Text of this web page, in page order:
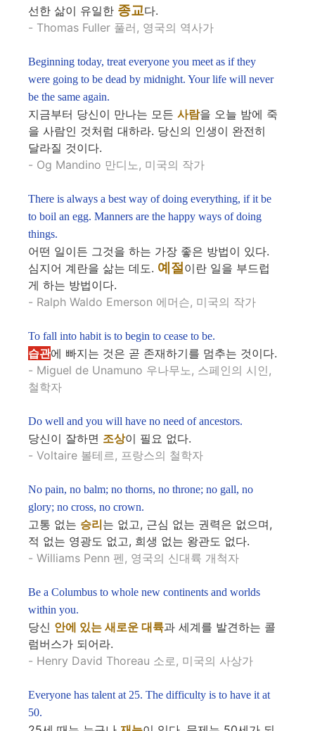
선한 삶이 유일한 종교다.
- Thomas Fuller 풀러, 영국의 역사가
Beginning today, treat everyone you meet as if they
were going to be dead by midnight. Your life will never
be the same again.
지금부터 당신이 만나는 모든 사람을 오늘 밤에 죽
을 사람인 것처럼 대하라. 당신의 인생이 완전히
달라질 것이다.
- Og Mandino 만디노, 미국의 작가
There is always a best way of doing everything, if it be
to boil an egg. Manners are the happy ways of doing
things.
어떤 일이든 그것을 하는 가장 좋은 방법이 있다.
심지어 계란을 삶는 데도. 예절이란 일을 부드럽
게 하는 방법이다.
- Ralph Waldo Emerson 에머슨, 미국의 작가
To fall into habit is to begin to cease to be.
습관에 빠지는 것은 곧 존재하기를 멈추는 것이다.
- Miguel de Unamuno 우나무노, 스페인의 시인,
철학자
Do well and you will have no need of ancestors.
당신이 잘하면 조상이 필요 없다.
- Voltaire 볼테르, 프랑스의 철학자
No pain, no balm; no thorns, no throne; no gall, no
glory; no cross, no crown.
고통 없는 승리는 없고, 근심 없는 권력은 없으며,
적 없는 영광도 없고, 희생 없는 왕관도 없다.
- Williams Penn 펜, 영국의 신대륙 개척자
Be a Columbus to whole new continents and worlds
within you.
당신 안에 있는 새로운 대륙과 세계를 발견하는 콜
럼버스가 되어라.
- Henry David Thoreau 소로, 미국의 사상가
Everyone has talent at 25. The difficulty is to have it at
50.